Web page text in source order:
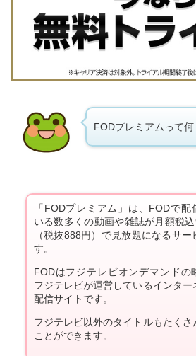
FODプレミアムって何
「FODプレミアム」は、FODで配
いる数多くの動画や雑誌が月額税
（税抜888円）で見放題になるサー
す。
FODはフジテレビオンデマンドの
フジテレビが運営しているインター
配信サイトです。
フジテレビ以外のタイトルもたくさ
ことができます。